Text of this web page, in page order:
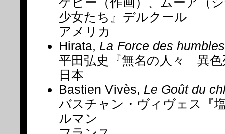
少女たち』デルクール
アメリカ
Hirata, La Force des humbles
平田弘史『無名の人々 異色
日本
Bastien Vivès, Le Goût du
バスチャン・ヴィヴェス『
ルマン